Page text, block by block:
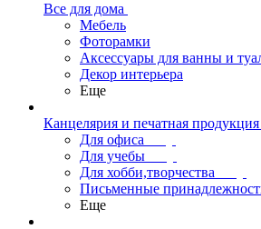
Все для дома
Мебель
Фоторамки
Аксессуары для ванны и
Декор интерьера
Еще
Канцелярия и печатная продукция
Для офиса
Для учебы
Для хобби,творчества
Письменные
Еще